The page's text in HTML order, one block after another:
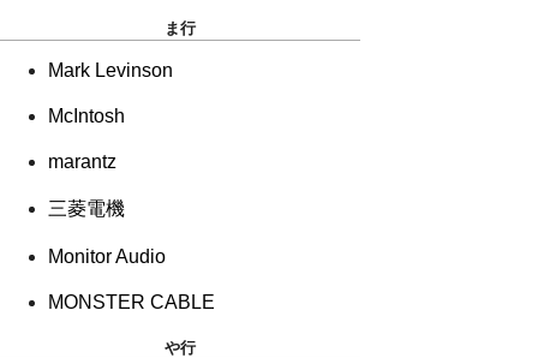
ま行
Mark Levinson
McIntosh
marantz
三菱電機
Monitor Audio
MONSTER CABLE
や行